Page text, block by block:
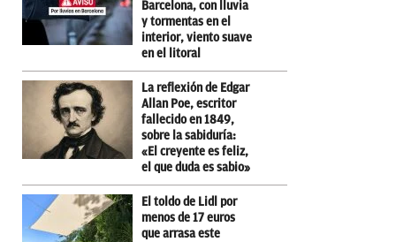
Barcelona, con lluvia
y tormentas en el
interior, viento suave
en el litoral
La reflexión de Edgar
Allan Poe, escritor
fallecido en 1849,
sobre la sabiduría:
«El creyente es feliz,
el que duda es sabio»
El toldo de Lidl por
menos de 17 euros
que arrasa este